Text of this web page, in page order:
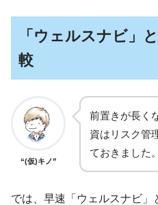
「ウェルスナビ」
較
“(仮)キノ”
前置きが長く
資はリスク管
ておきました。
では、早速「ウェルスナビ